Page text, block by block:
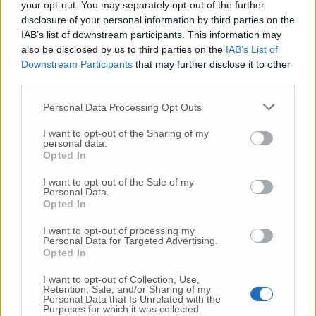
your opt-out. You may separately opt-out of the further
disclosure of your personal information by third parties on the
IAB’s list of downstream participants. This information may
also be disclosed by us to third parties on the IAB’s List of
Downstream Participants that may further disclose it to other
Personal Data Processing Opt Outs
I want to opt-out of the Sharing of my
personal data.
Opted In
I want to opt-out of the Sale of my
Personal Data.
Opted In
I want to opt-out of processing my
Personal Data for Targeted Advertising.
Opted In
I want to opt-out of Collection, Use,
Retention, Sale, and/or Sharing of my
Personal Data that Is Unrelated with the
Purposes for which it was collected.
malumori tra i meloniani maceratesi
Manovre per la giunta a otto: così
Acquaroli accontenta tutti. A Fdi 4
assessori, alla Lega due
«Risultato di grande rilievo»
«La segretaria Contigiani stia tranquilla.
Mai pensato di ricandidarmi sindaco
La “mattatrice” Valeria Mancinelli
“Fuoco amico” contro sindaco e giunta, la
chieste le dimissioni da segretario
Porto Recanati, bagarre post voto.